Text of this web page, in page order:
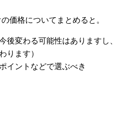
価格についてまとめると。
後変わる可能性はありますし、
ります）
イントなどで選ぶべき